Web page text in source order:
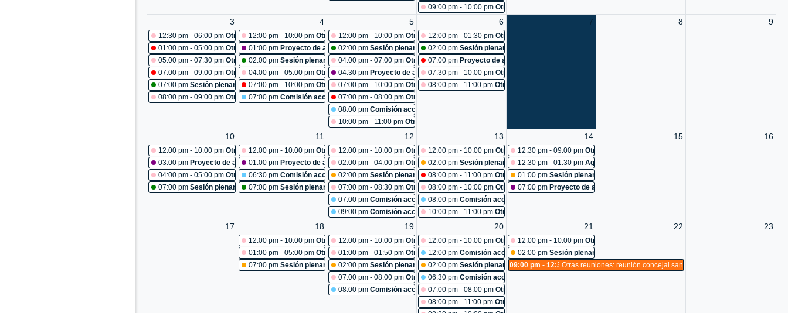
09:00 pm - 10:00 pm Otras reuniones: reconocimiento a ideas decorcountry floristeria
3
12:30 pm - 06:00 pm Otras reuniones: inducción para nuevos empleados.
01:00 pm - 05:00 pm Otras reuniones: Cancelada
05:00 pm - 07:30 pm Otras reuniones: reunión subsecretaría
07:00 pm - 09:00 pm Otras reuniones: Cancelada
07:00 pm Sesión plenaria No. 486
08:00 pm - 09:00 pm Otras reuniones: reunión servicios generales
4
12:00 pm - 10:00 pm Otras reuniones: semana de la salud
01:00 pm Proyecto de acuerdo 101-2026: estudio
02:00 pm Sesión plenaria No. 487
04:00 pm - 05:00 pm Otras reuniones: reunión abogados
07:00 pm - 10:00 pm Otras reuniones: Cancelada
07:00 pm Comisión accidental:por medio de la cual se crea una comisión de estudio, para el análisis de la viabilidad tecnica, jurídica y financiera, que permita
5
12:00 pm - 10:00 pm Otras reuniones: acitividad de bienestar
02:00 pm Sesión plenaria No. 488
04:00 pm - 07:00 pm Otras reuniones: capacitación pot
04:30 pm Proyecto de acuerdo 100-2026: estudio
07:00 pm - 10:00 pm Otras reuniones: capacitacion simi - mercurio, nuevos empleados
07:00 pm - 08:00 pm Otras reuniones: Cancelada
08:00 pm Comisión accidental:creación de comisión accidental para dar seguimiento y solución a los problemas derivados del
10:00 pm - 11:00 pm Otras reuniones: reconocimiento a distribuidora de químicos industriales s.a
6
12:00 pm - 01:30 pm Otras reuniones: montaje de logística clausura de sesiones
02:00 pm Sesión plenaria No. 489
07:00 pm Proyecto de acuerdo 97-2026: Cancelada
07:30 pm - 10:00 pm Otras reuniones: reconocimiento a diego alejandro silva agudelo y ani-k makeup
08:00 pm - 11:00 pm Otras reuniones: reunión ctp
7 8 9
10
12:00 pm - 10:00 pm Otras reuniones: pot
03:00 pm Proyecto de acuerdo 84-2026: estudio
04:00 pm - 05:00 pm Otras reuniones: reunión unidad servicios generales
07:00 pm Sesión plenaria No. 492
11
12:00 pm - 10:00 pm Otras reuniones: pot
01:00 pm Proyecto de acuerdo 101-2026: estudio
06:30 pm Comisión accidental:acciones ante la administración distrital para que, el sector eterna primavera del barrio bombona 2, comuna 9, cuente con
07:00 pm Sesión plenaria No. 490
12
12:00 pm - 10:00 pm Otras reuniones: pot
02:00 pm - 04:00 pm Otras reuniones: comité primario
02:00 pm Sesión plenaria No. 491
07:00 pm - 08:30 pm Otras reuniones: socialización plataforma de participación ciudadana
07:00 pm Comisión accidental:comisión de análisis verificación del fortalecimiento y gestión de la red pública de salud de medellín
09:00 pm Comisión accidental:seguimiento al programa de esterilizaciones de caninos y felinos
13
12:00 pm - 10:00 pm Otras reuniones: pot
02:00 pm Sesión plenaria No. 493
08:00 pm - 11:00 pm Otras reuniones: Cancelada
08:00 pm - 10:00 pm Otras reuniones: reconocimiento a manuela echeverri
08:00 pm Comisión accidental:comisión accidental para la atención integral de la problemática de
10:00 pm - 11:00 pm Otras reuniones: reconocimiento a mercados mua
14
12:30 pm - 09:00 pm Otras reuniones: pot
12:30 pm - 01:30 pm Agendamiento Estudiantes: visita guiada a estudiantes de
01:00 pm Sesión plenaria No. 494
07:00 pm Proyecto de acuerdo 89-2026: estudio
15 16
17 18
12:00 pm - 10:00 pm Otras reuniones: pot
01:00 pm - 05:00 pm Otras reuniones: capacitación
07:00 pm Sesión plenaria No. 495
19
12:00 pm - 10:00 pm Otras reuniones: pot
01:00 pm - 01:50 pm Otras reuniones: reconocimiento a fundación juanfe
02:00 pm Sesión plenaria No. 496
07:00 pm - 08:00 pm Otras reuniones: reconocimiento: la vocadería s.a.s
08:00 pm Comisión accidental:turismo y entretenimiento
20
12:00 pm - 10:00 pm Otras reuniones: pot
12:00 pm Comisión accidental:proposición para la creación de una comisión accidental sobre recaudo
02:00 pm Sesión plenaria No. 497
06:30 pm Comisión accidental:seguimiento a las diferentes necesidades y problemáticas de las comunas
07:00 pm - 08:00 pm Otras reuniones: reconocimiento a centro comercial los molinos
08:00 pm - 11:00 pm Otras reuniones: charlas semanales
21
12:00 pm - 10:00 pm Otras reuniones: pot
02:00 pm Sesión plenaria No. 498
09:00 pm - 12:30 amOtras reuniones: reunión concejal santiago perdomo
22 23